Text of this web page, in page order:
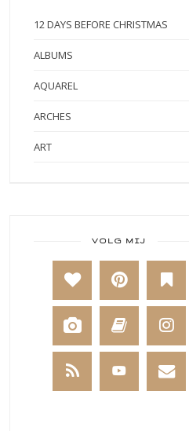
12 DAYS BEFORE CHRISTMAS
ALBUMS
AQUAREL
ARCHES
ART
BAKKEN
BEESTENBOEL
BOEKEN
BREIEN
BRUSHO
VOLG MIJ